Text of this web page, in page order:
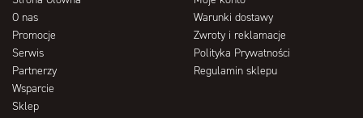
O nas
Promocje
Serwis
Partnerzy
Wsparcie
Sklep
Warunki dostawy
Zwroty i reklamacje
Polityka Prywatności
Regulamin sklepu